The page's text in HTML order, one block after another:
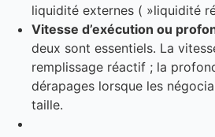
liquidité externes ( »liquidité
Vitesse d’exécution ou
deux sont essentiels. La
remplissage réactif ; la
dérapages lorsque les
taille.